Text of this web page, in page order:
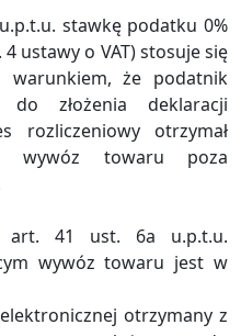
stawkę podatku 0%
ustawy o VAT) stosuje się
że podatnik
złożenia deklaracji
rozliczeniowy otrzymał
wywóz towaru poza
art. 41 ust. 6a u.p.t.u.
wywóz towaru jest w
otrzymany z